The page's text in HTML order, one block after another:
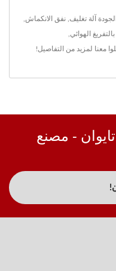
آلة تغليف نفق الانكماش
الهوائي
معنا لمزيد من التفاصيل!
في تايوان - مصنع